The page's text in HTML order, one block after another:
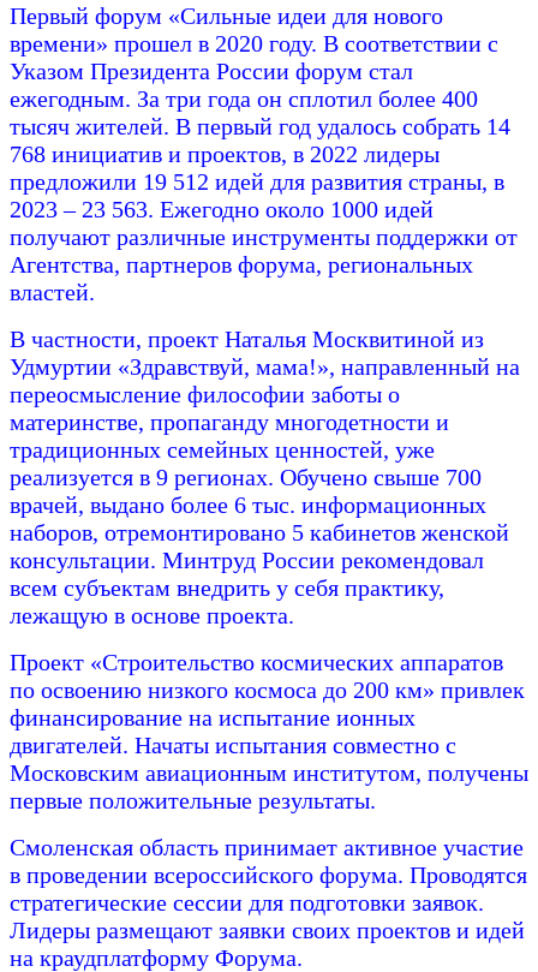
Первый форум «Сильные идеи для нового
времени» прошел в 2020 году. В соответствии с
Указом Президента России форум стал
ежегодным. За три года он сплотил более 400
тысяч жителей. В первый год удалось собрать 14
768 инициатив и проектов, в 2022 лидеры
предложили 19 512 идей для развития страны, в
2023 – 23 563. Ежегодно около 1000 идей
получают различные инструменты поддержки от
Агентства, партнеров форума, региональных
властей.
В частности, проект Наталья Москвитиной из
Удмуртии «Здравствуй, мама!», направленный на
переосмысление философии заботы о
материнстве, пропаганду многодетности и
традиционных семейных ценностей, уже
реализуется в 9 регионах. Обучено свыше 700
врачей, выдано более 6 тыс. информационных
наборов, отремонтировано 5 кабинетов женской
консультации. Минтруд России рекомендовал
всем субъектам внедрить у себя практику,
лежащую в основе проекта.
Проект «Строительство космических аппаратов
по освоению низкого космоса до 200 км» привлек
финансирование на испытание ионных
двигателей. Начаты испытания совместно с
Московским авиационным институтом, получены
первые положительные результаты.
Смоленская область принимает активное участие
в проведении всероссийского форума. Проводятся
стратегические сессии для подготовки заявок.
Лидеры размещают заявки своих проектов и идей
на краудплатформу Форума.